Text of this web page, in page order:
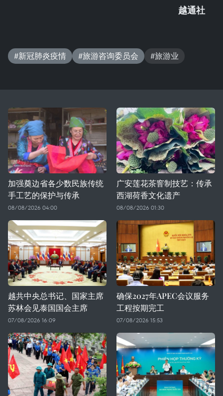
越通社
#新冠肺炎疫情 #旅游咨询委员会 #旅游业
加强奠边省各少数民族传统
手工艺的保护与传承
08/08/2026 04:00
广安莲花茶窨制技艺：传承
西湖荷香文化遗产
08/08/2026 01:30
越共中央总书记、国家主席
苏林会见泰国国会主席
07/08/2026 16:09
确保2027年APEC会议服务
工程按期完工
07/08/2026 15:53